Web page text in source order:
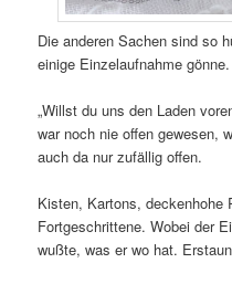
Die anderen Sachen sind so
einige Einzelaufnahme gönne.
„Willst du uns den Laden
war noch nie offen gewesen,
auch da nur zufällig offen.
Kisten, Kartons,
Fortgeschrittene. Wobei der
wußte, was er wo hat.